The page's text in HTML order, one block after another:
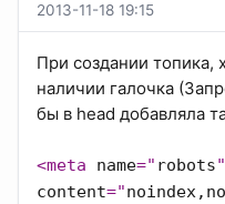
2013-11-18 19:15
При создании топика,
наличии галочка
бы в head добавляла
<meta name=" robots"
content="